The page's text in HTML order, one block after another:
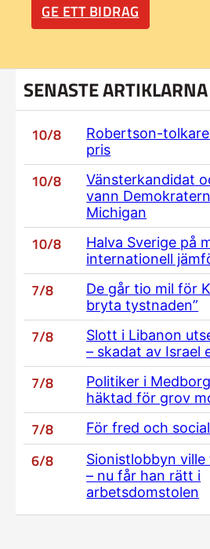
GE ETT BIDRAG
SENASTE ARTIKLARNA
10/8
Robertson-
pris
10/8
Vänsterkandidat
vann
Michigan
10/8
Halva Sverige på
internationell
7/8
De går tio mil för
bryta tystnaden”
7/8
Slott i Libanon
– skadat av Israel
7/8
Politiker i
häktad för grov
7/8 För fred och
6/8
Sionistlobbyn
– nu får han rätt i
arbetsdomstolen